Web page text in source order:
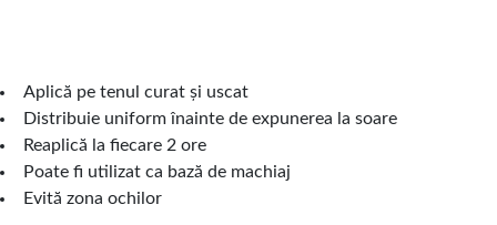
Aplică pe tenul curat și uscat
Distribuie uniform înainte de expunerea la soare
Reaplică la fiecare 2 ore
Poate fi utilizat ca bază de machiaj
Evită zona ochilor